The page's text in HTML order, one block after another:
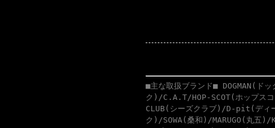
■主な取扱ブランド■ DOGMAN(
ク)/C.A.T/HOP-SCOT(ホップス
CLUB(シーズクラブ)/D-pit(ディ
ク)/SOWA(桑和)/MARUGO(丸五)/